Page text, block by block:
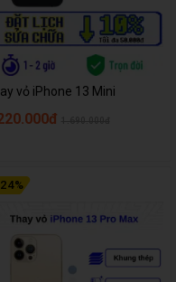
vỏ iPhone 13 Mini
24%